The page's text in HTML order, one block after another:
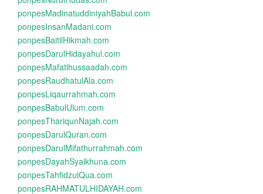
ponpesMadinatuddiniyahBabul.com
ponpesInsanMadani.com
ponpesBaitilHikmah.com
ponpesDarulHidayahul.com
ponpesMafatihussaadah.com
ponpesRaudhatulAla.com
ponpesLiqaurrahmah.com
ponpesBabulUlum.com
ponpesThariqunNajah.com
ponpesDarulQuran.com
ponpesDarulMifathurrahmah.com
ponpesDayahSyaikhuna.com
ponpesTahfidzulQua.com
ponpesRAHMATULHIDAYAH.com